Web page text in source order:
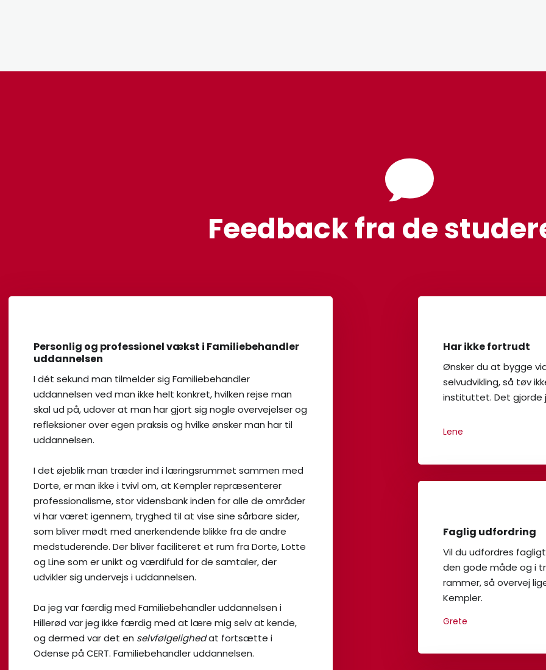
Feedback fra de
Personlig og professionel vækst i Familiebehandler
uddannelsen
I dét sekund man tilmelder sig Familiebehandler
uddannelsen ved man ikke helt konkret, hvilken rejse man
skal ud på, udover at man har gjort sig nogle overvejelser og
refleksioner over egen praksis og hvilke ønsker man har til
uddannelsen.
I det øjeblik man træder ind i læringsrummet sammen med
Dorte, er man ikke i tvivl om, at Kempler repræsenterer
professionalisme, stor vidensbank inden for alle de områder
vi har været igennem, tryghed til at vise sine sårbare sider,
som bliver mødt med anerkendende blikke fra de andre
medstuderende. Der bliver faciliteret et rum fra Dorte, Lotte
og Line som er unikt og værdifuld for de samtaler, der
udvikler sig undervejs i uddannelsen.
Da jeg var færdig med Familiebehandler uddannelsen i
Hillerød var jeg ikke færdig med at lære mig selv at kende,
og dermed var det en selvfølgelighedat fortsætte i
Odense på CERT. Familiebehandler uddannelsen.
Har ikke fortrudt
Ønsker du at bygge
selvudvikling, så tøv
instituttet. Det gjorde
Lene​
Faglig udfordring
Vil du udfordres
den gode måde og i
rammer, så overvej
Kempler.
Grete